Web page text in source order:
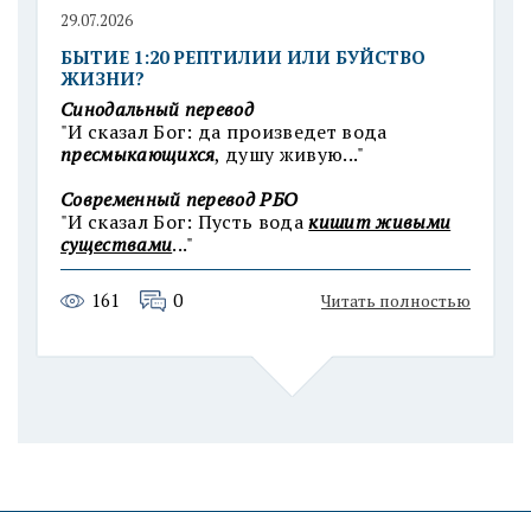
29.07.2026
БЫТИЕ 1:20 РЕПТИЛИИ ИЛИ БУЙСТВО
ЖИЗНИ?
Синодальный перевод
"И сказал Бог: да произведет вода
пресмыкающихся, душу живую..."
Современный перевод РБО
"И сказал Бог: Пусть водакишит живыми
существами..."
161 0 Читать полностью